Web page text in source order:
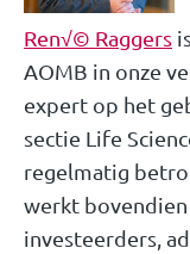
Ren√© Raggers
AOMB in onze
expert op het
sectie Life
regelmatig
werkt
investeerders,